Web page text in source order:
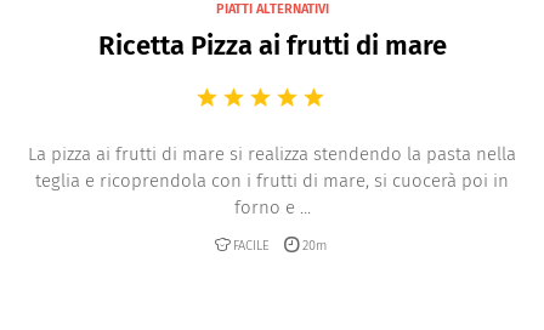
PIATTI ALTERNATIVI
Ricetta Pizza ai frutti di mare
La pizza ai frutti di mare si realizza stendendo la pasta nella
teglia e ricoprendola con i frutti di mare, si cuocerà poi in
forno e ...
FACILE 20m